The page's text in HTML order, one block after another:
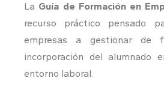
La Guía de Formación en
recurso práctico pensado
empresas a gestionar de
incorporación del alumnado
entorno laboral.